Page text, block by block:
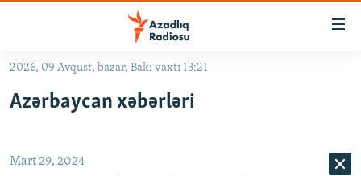
Əsas
qayıt
qayıt
2026, 09 Avqust, bazar, Bakı vaxtı 13:21
Azərbaycan xəbərləri
Mart 29, 2024